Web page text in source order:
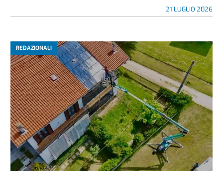
21 LUGLIO 2026
REDAZIONALI